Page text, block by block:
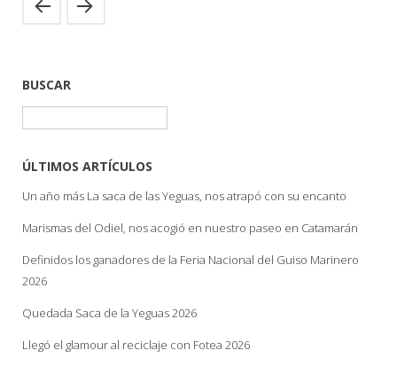
BUSCAR
ÚLTIMOS ARTÍCULOS
Un año más La saca de las Yeguas, nos atrapó con su encanto
Marismas del Odiel, nos acogió en nuestro paseo en Catamarán
Definidos los ganadores de la Feria Nacional del Guiso Marinero
2026
Quedada Saca de la Yeguas 2026
Llegó el glamour al reciclaje con Fotea 2026